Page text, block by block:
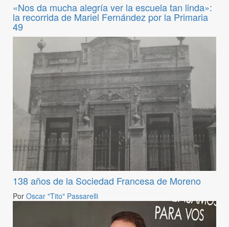
«Nos da mucha alegría ver la escuela tan linda»:
la recorrida de Mariel Fernández por la Primaria
49
138 años de la Sociedad Francesa de Moreno
Por Oscar "Tito" Passarelli